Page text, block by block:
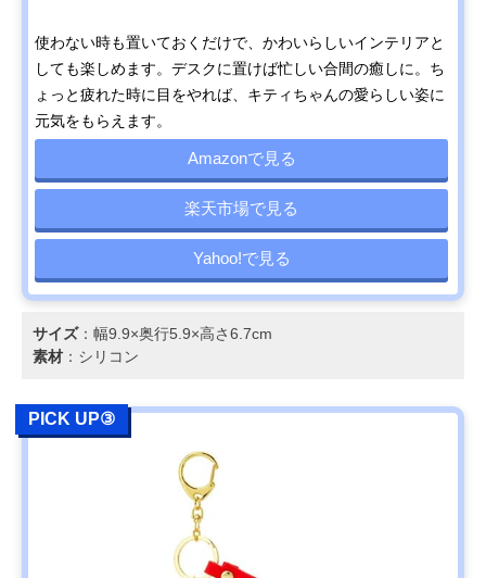
使わない時も置いておくだけで、かわいらしいインテリアと
しても楽しめます。デスクに置けば忙しい合間の癒しに。ち
ょっと疲れた時に目をやれば、キティちゃんの愛らしい姿に
元気をもらえます。
Amazonで見る
楽天市場で見る
Yahoo!で見る
サイズ：幅9.9×奥行5.9×高さ6.7cm
素材 ：シリコン
PICK UP③